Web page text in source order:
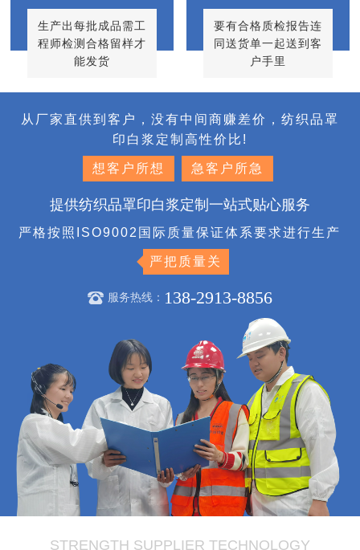
生产出每批成品需工
程师检测合格留样才
能发货
要有合格质检报告连
同送货单一起送到客
户手里
从厂家直供到客户，没有中间商赚差价，纺织品罩
印白浆定制高性价比!
想客户所想 急客户所急
提供纺织品罩印白浆定制一站式贴心服务
严格按照ISO9002国际质量保证体系要求进行生产
严把质量关
服务热线： 138-2913-8856
STRENGTH SUPPLIER TECHNOLOGY